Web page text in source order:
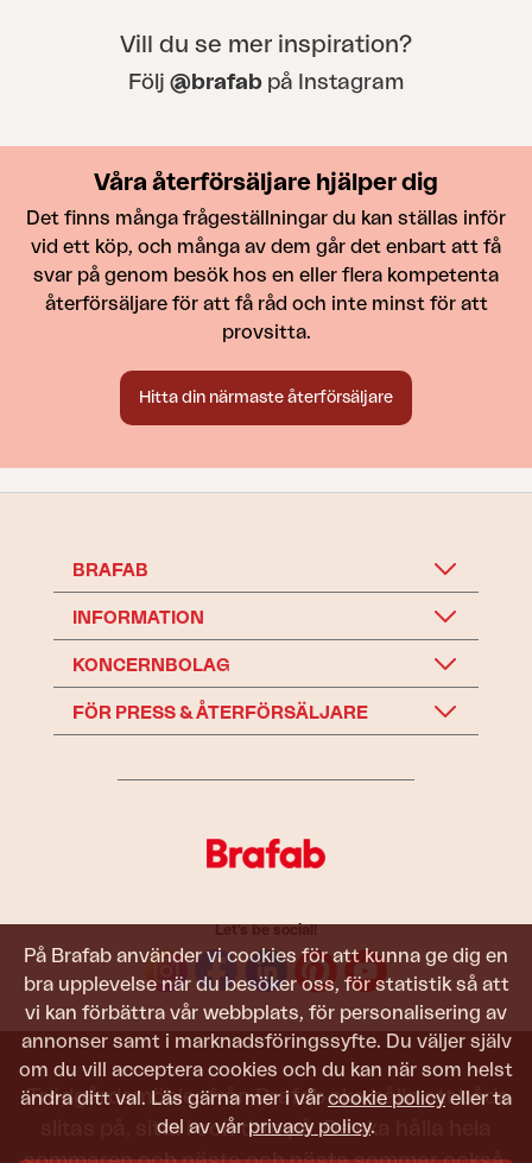
På Brafab använder vi cookies för att kunna ge dig en
bra upplevelse när du besöker oss, för statistik så att
vi kan förbättra vår webbplats, för personalisering av
annonser samt i marknadsföringssyfte. Du väljer själv
om du vill acceptera cookies och du kan när som helst
ändra ditt val. Läs gärna mer i vår cookie policy eller ta
del av vår privacy policy.
Vill du se mer inspiration?
Följ @brafab på Instagram
Våra återförsäljare hjälper dig
Det finns många frågeställningar du kan ställas inför
vid ett köp, och många av dem går det enbart att få
svar på genom besök hos en eller flera kompetenta
återförsäljare för att få råd och inte minst för att
provsitta.
Hitta din närmaste återförsäljare
BRAFAB
INFORMATION
KONCERNBOLAG
FÖR PRESS & ÅTERFÖRSÄLJARE
Let's be social!
Trädgårdsmöbler från Brafab ska hålla att både
slitas på, sitta i och titta på. De ska hålla hela